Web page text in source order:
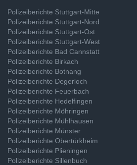
Polizeiberichte Stuttgart-Mitte
Polizeiberichte Stuttgart-Nord
Polizeiberichte Stuttgart-Ost
Polizeiberichte Stuttgart-West
Polizeiberichte Bad Cannstatt
Polizeiberichte Birkach
Polizeiberichte Botnang
Polizeiberichte Degerloch
Polizeiberichte Feuerbach
Polizeiberichte Hedelfingen
Polizeiberichte Möhringen
Polizeiberichte Mühlhausen
Polizeiberichte Münster
Polizeiberichte Obertürkheim
Polizeiberichte Plieningen
Polizeiberichte Sillenbuch